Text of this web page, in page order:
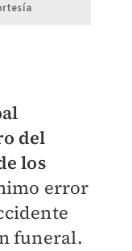
del
los
error
funeral.